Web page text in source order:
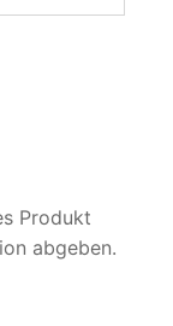
Produkt
abgeben.